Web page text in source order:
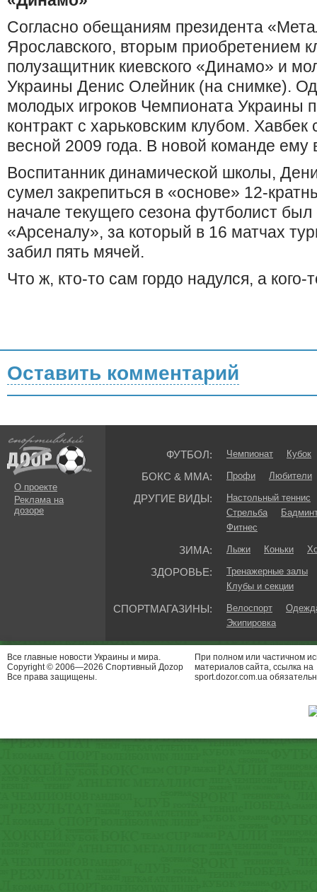
Согласно обещаниям президента
Ярославского, вторым приобретением
полузащитник киевского «Динамо» и
Украины Денис Олейник (на снимке).
молодых игроков Чемпионата Украины
контракт с харьковским клубом.
весной 2009 года. В новой команде
Воспитанник динамической школы,
сумел закрепиться в «основе» 12-
начале текущего сезона футболист был
«Арсеналу», за который в 16 матчах
забил пять мячей.
Что ж, кто-то сам гордо надулся, а кого-
Оставить комментарий
О проекте
Реклама на
дозоре
ФУТБОЛ: Чемпионат Кубок
БОКС & ММА: Профи Любители
ДРУГИЕ ВИДЫ:
Настольный теннис
Стрельба
Фитнес
ЗИМА: Лыжи Коньки
ЗДОРОВЬЕ:
Тренажерные залы
Клубы и секции
СПОРТМАГАЗИНЫ: Велоспорт
Экипировка
Все главные новости Украины и мира.
Copyright © 2006—2026 Спортивный Доzор
Все права защищены.
При полном или частичном
материалов сайта, ссылка на
sport.dozor.com.ua